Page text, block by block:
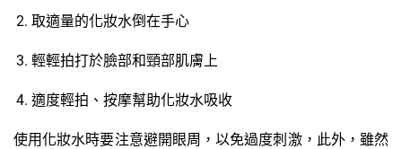
取適量的化妝水倒在手心
輕輕拍打於臉部和頸部肌膚上
適度輕拍、按摩幫助化妝水吸收
使用化妝水時要注意避開眼周，以免過度刺激，此外，雖然